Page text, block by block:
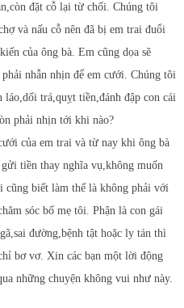
đặt cỗ lại từ chối. Chúng tôi
và nấu cỗ nên đã bị em trai đuổi
của ông bà. Em cũng dọa sẽ
nhẫn nhịn để em cưới. Chúng tôi
trá,quỵt tiền,đánh đập con cái
phải nhịn tới khi nào?
của em trai và từ nay khi ông bà
tiền thay nghĩa vụ,không muốn
cũng biết làm thế là không phải với
sóc bố mẹ tôi. Phận là con gái
đường,bệnh tật hoặc ly tán thì
bơ vơ. Xin các bạn một lời động
những chuyện không vui như này.